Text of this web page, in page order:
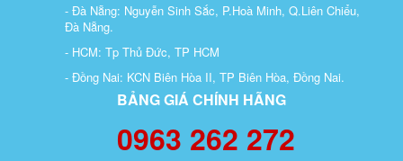
- Đà Nẵng: Nguyễn Sinh Sắc, P.Hoà Minh, Q.Liên Chiểu,
Đà Nẵng.
- HCM: Tp Thủ Đức, TP HCM
- Đồng Nai: KCN Biên Hòa II, TP Biên Hòa, Đồng Nai.
BẢNG GIÁ CHÍNH HÃNG
0963 262 272